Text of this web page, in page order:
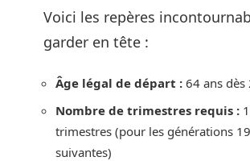
Voici les repères
garder en tête :
Âge légal de départ : 64 ans dès
Nombre de trimestres requis :
trimestres (pour les générations
suivantes)